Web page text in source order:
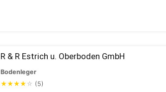
R & R Estrich u. Oberboden GmbH
Bodenleger
★★★★ ☆ (5)